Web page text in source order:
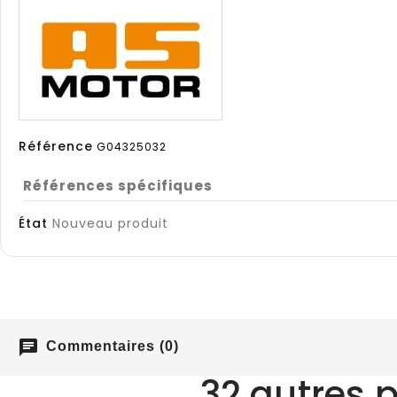
Référence G04325032
Références spécifiques
État Nouveau produit
chat Commentaires (0)